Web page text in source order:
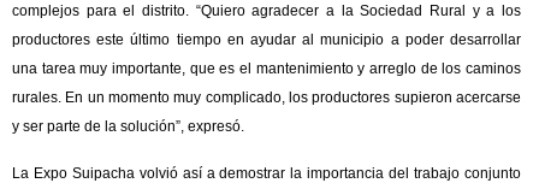
complejos para el distrito. “Quiero agradecer a la Sociedad Rural y a los
productores este último tiempo en ayudar al municipio a poder desarrollar
una tarea muy importante, que es el mantenimiento y arreglo de los caminos
rurales. En un momento muy complicado, los productores supieron acercarse
y ser parte de la solución”, expresó.
La Expo Suipacha volvió así a demostrar la importancia del trabajo conjunto